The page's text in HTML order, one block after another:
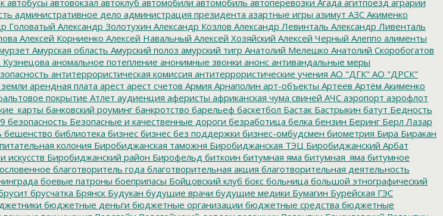
административное дело администрация президента азартные игры азимут АЗС Акименко
Головатый Александр Золотухин Александр Козлов Александр Левинталь Александр Ливенталь
Алексей Корниенко Алексей Навальный Алексей Хозяйский Алексей Черный Алеппо алименты
Амурская область Амурский полоз амурский тигр Анатолий Мелешко Анатолий Скоробогатов
Кузнецова аномальное потепление анонимные звонки анонс антивандальные меры
антитеррористическая комиссия антитеррористические учения АО "ДГК" АО "ДРСК"
арендная плата арест арест счетов Армия Арнаполин арт-объекты Артеев Артём Акименко
покрытие Атлет аудиенция аферисты африканская чума свиней АЧС аэропорт аэрофлот
банковский роуминг банкротство барельеф баскетбол Бастак Бастрыкин батут Бедность
безопасность Безопасные и качественные дороги безработица белка бензин Беринг Берл Лазар
бешенство библиотека бизнес бизнес без поддержки бизнес-омбудсмен биометрия Бира Биракан
колония Биробиджанская таможня Биробиджанская ТЭЦ Биробиджанский Арбат
искусств Биробиджанский район Бирофельд биткоин битумная яма битумная_яма битумное
благотворитель года благотворительная акция благотворительная деятельность
боевые патроны боеприпасы Бойцовский клуб бокс больница большой этнографический
брусчатка Брянск Будукан будущие врачи будущие медики Бумагин Бурейская ГЭС
бюджетные деньги бюджетные организации бюджетные средства бюджетные